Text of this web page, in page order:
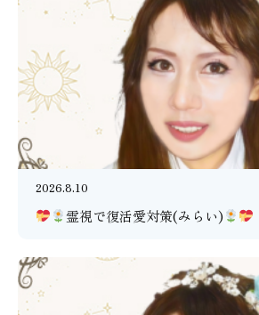
2026.8.10
霊視で復活愛対策(みらい)